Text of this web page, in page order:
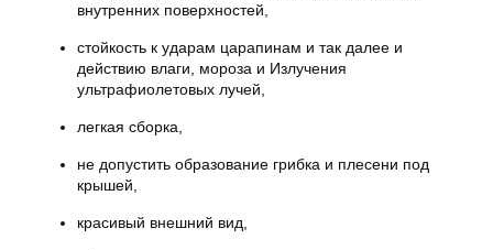
внутренних поверхностей,
стойкость к ударам царапинам и так далее и
действию влаги, мороза и Излучения
ультрафиолетовых лучей,
легкая сборка,
не допустить образование грибка и плесени под
крышей,
красивый внешний вид,